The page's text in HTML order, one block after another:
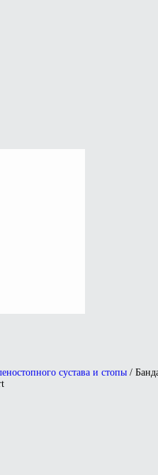
сустава и стопы /